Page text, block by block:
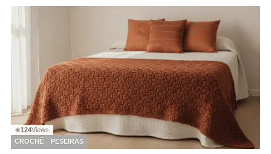
◉124Views
CROCHÊ
PESEIRAS